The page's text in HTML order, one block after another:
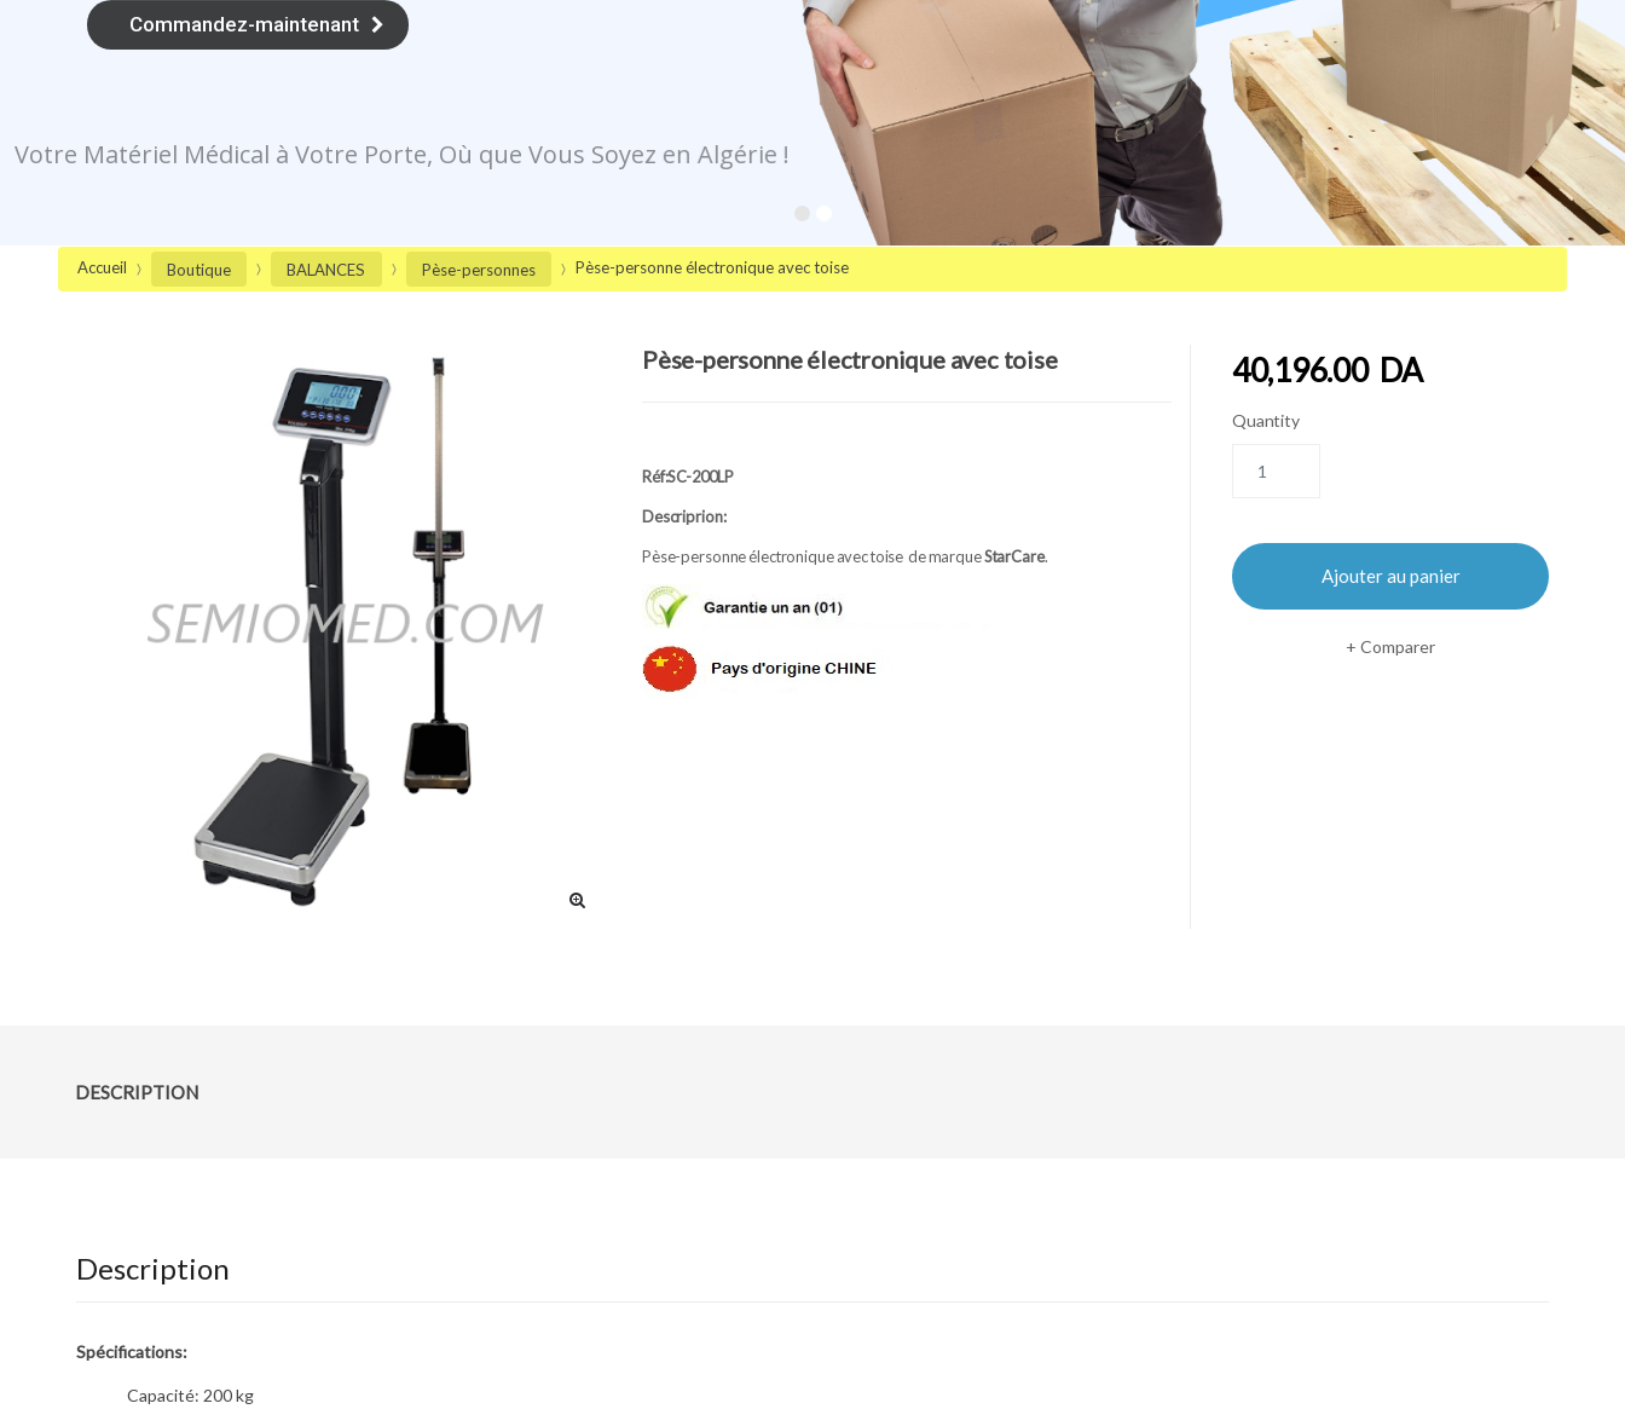
Commandez-maintenant
Votre Matériel Médical à Votre Porte, Où que Vous Soyez en Algérie !
Accueil Boutique BALANCES Pèse-personnes Pèse-personne électronique avec toise
Pèse-personne électronique avec toise
Réf:SC-200LP
Descriprion:
Pèse-personne électronique avec toise de marqueStarCare.
40,196.00 DA
Quantity
Ajouter au panier
Comparer
DESCRIPTION
Description
Spécifications:
Capacité: 200 kg